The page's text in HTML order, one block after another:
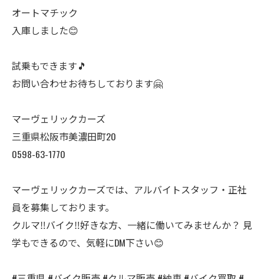
オートマチック
入庫しました😊
試乗もできます🎵
お問い合わせお待ちしております🤗
マーヴェリックカーズ
三重県松阪市美濃田町20
0598-63-1770
マーヴェリックカーズでは、アルバイトスタッフ・正社
員を募集しております。
クルマ‼️バイク‼️好きな方、一緒に働いてみませんか？ 見
学もできるので、気軽にDM下さい😊